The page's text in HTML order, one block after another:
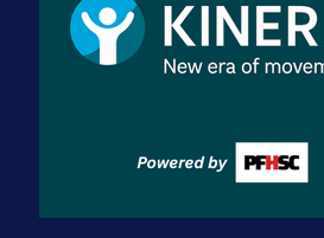
2 sedmica 3 dan
Reprezentacije
BiH, a sada sudi
prvenstva!